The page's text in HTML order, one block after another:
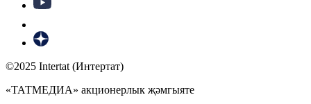
©2025 Intertat (Интертат)
«ТАТМЕДИА» акционерлык җәмгыяте